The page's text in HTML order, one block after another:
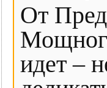
От
идет –